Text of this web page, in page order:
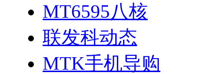
MT6595八核
联发科动态
MTK手机导购